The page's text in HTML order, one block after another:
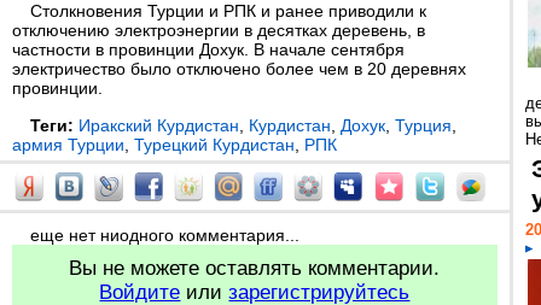
Столкновения Турции и РПК и ранее приводили к
отключению электроэнергии в десятках деревень, в
частности в провинции Дохук. В начале сентября
электричество было отключено более чем в 20 деревнях
провинции.
Теги: Иракский Курдистан Курдистан Дохук Турция
армия Турции Турецкий Курдистан РПК
еще нет ниодного комментария...
Вы не можете оставлять комментарии.
Войдите илизарегистрируйтесь